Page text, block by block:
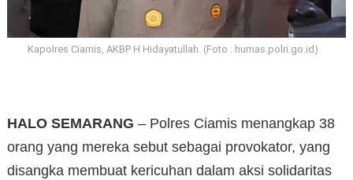
Kapolres Ciamis, AKBP H Hidayatullah. (Foto : humas.polri.go.id)
HALO SEMARANG – Polres Ciamis menangkap 38
orang yang mereka sebut sebagai provokator, yang
disangka membuat kericuhan dalam aksi solidaritas